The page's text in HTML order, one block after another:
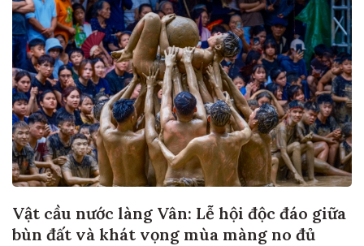
Vật cầu nước làng Vân: Lễ hội độc đáo giữa
bùn đất và khát vọng mùa màng no đủ